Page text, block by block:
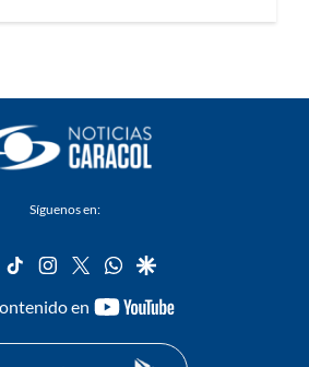
Síguenos en:
facebook
tiktok instagram
twitterwhatsapp
google
en
youtube-